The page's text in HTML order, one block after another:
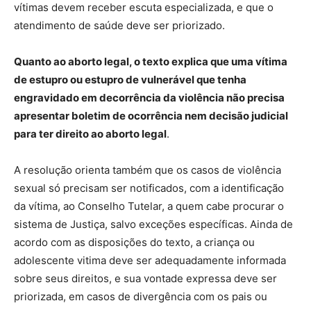
vítimas devem receber escuta especializada, e que o
atendimento de saúde deve ser priorizado.
Quanto ao aborto legal, o texto explica que uma vítima
de estupro ou estupro de vulnerável que tenha
engravidado em decorrência da violência não precisa
apresentar boletim de ocorrência nem decisão judicial
para ter direito ao aborto legal.
A resolução orienta também que os casos de violência
sexual só precisam ser notificados, com a identificação
da vítima, ao Conselho Tutelar, a quem cabe procurar o
sistema de Justiça, salvo exceções específicas. Ainda de
acordo com as disposições do texto, a criança ou
adolescente vitima deve ser adequadamente informada
sobre seus direitos, e sua vontade expressa deve ser
priorizada, em casos de divergência com os pais ou